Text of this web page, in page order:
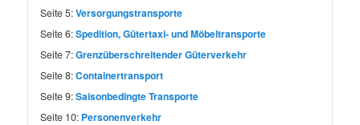
Seite 5:Versorgungstransporte
Seite 6:Spedition, Gütertaxi- und Möbeltransporte
Seite 7:Grenzüberschreitender Güterverkehr
Seite 8:Containertransport
Seite 9:Saisonbedingte Transporte
Seite 10: Personenverkehr